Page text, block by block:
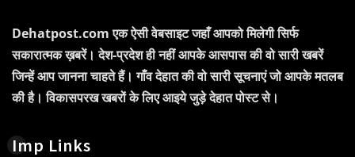
Dehatpost.com एक ऐसी वेबसाइट जहाँ आपको मिलेगी सिर्फ
सकारात्मक ख़बरें। देश-प्रदेश ही नहीं आपके आसपास की वो सारी खबरें
जिन्हें आप जानना चाहते हैं। गाँव देहात की वो सारी सूचनाएं जो आपके मतलब
की है। विकासपरख खबरों के लिए आइये जुड़े देहात पोस्ट से।
Imp Links